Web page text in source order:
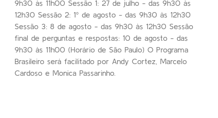
9h30 às 11h00 Sessão 1: 27 de julho - das 9h30 às
12h30 Sessão 2: 1º de agosto - das 9h30 às 12h30
Sessão 3: 8 de agosto - das 9h30 às 12h30 Sessão
final de perguntas e respostas: 10 de agosto - das
9h30 às 11h00 (Horário de São Paulo) O Programa
Brasileiro será facilitado por Andy Cortez, Marcelo
Cardoso e Monica Passarinho.